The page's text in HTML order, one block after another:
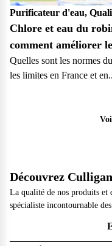
Purificateur d'eau,
Chlore et eau du
comment améliorer
Quelles sont les normes
les limites en France et
Découvrez Culligan
La qualité de nos produits
spécialiste incontournable